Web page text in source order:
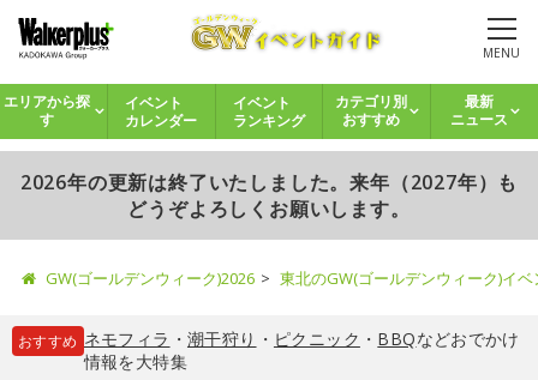
MENU
エリアから探
す
イベント
カレンダー
イベント
ランキング
カテゴリ別
おすすめ
最新
ニュース
2026年の更新は終了いたしました。来年（2027年）も
どうぞよろしくお願いします。
GW(ゴールデンウィーク)2026 東北のGW(ゴールデンウィーク)イ
おすすめ ネモフィラ ・ 潮干狩り ・ ピクニック ・ BBQなどおでかけ
情報を大特集